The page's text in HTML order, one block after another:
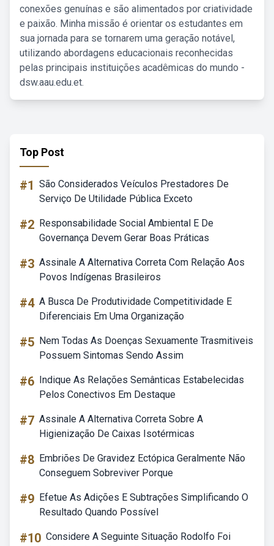
conexões genuínas e são alimentados por criatividade
e paixão. Minha missão é orientar os estudantes em
sua jornada para se tornarem uma geração notável,
utilizando abordagens educacionais reconhecidas
pelas principais instituições acadêmicas do mundo -
dsw.aau.edu.et.
Top Post
#1 São Considerados Veículos Prestadores De
Serviço De Utilidade Pública Exceto
#2 Responsabilidade Social Ambiental E De
Governança Devem Gerar Boas Práticas
#3 Assinale A Alternativa Correta Com Relação Aos
Povos Indígenas Brasileiros
#4 A Busca De Produtividade Competitividade E
Diferenciais Em Uma Organização
#5 Nem Todas As Doenças Sexuamente Trasmitiveis
Possuem Sintomas Sendo Assim
#6 Indique As Relações Semânticas Estabelecidas
Pelos Conectivos Em Destaque
#7 Assinale A Alternativa Correta Sobre A
Higienização De Caixas Isotérmicas
#8 Embriões De Gravidez Ectópica Geralmente Não
Conseguem Sobreviver Porque
#9 Efetue As Adições E Subtrações Simplificando O
Resultado Quando Possível
#10 Considere A Seguinte Situação Rodolfo Foi